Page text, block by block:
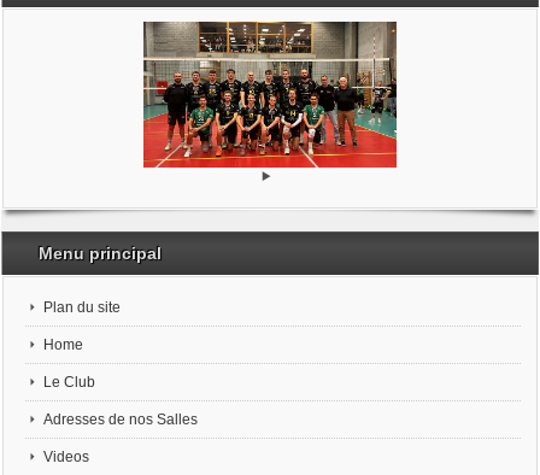
Les stages
Documents
Menu principal
Plan du site
Home
Le Club
Adresses de nos Salles
Videos